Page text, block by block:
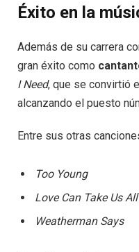
Éxito en la
Además de su carrera
gran éxito como
I Need, que se convirtió
alcanzando el puesto
Entre sus otras
Too Young
Love Can Take Us
Weatherman Says